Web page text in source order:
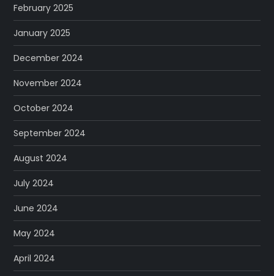
February 2025
January 2025
December 2024
November 2024
October 2024
September 2024
August 2024
July 2024
June 2024
May 2024
April 2024